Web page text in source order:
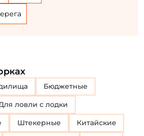
Бюджетные
Для ловли с лодки
Штекерные Китайские